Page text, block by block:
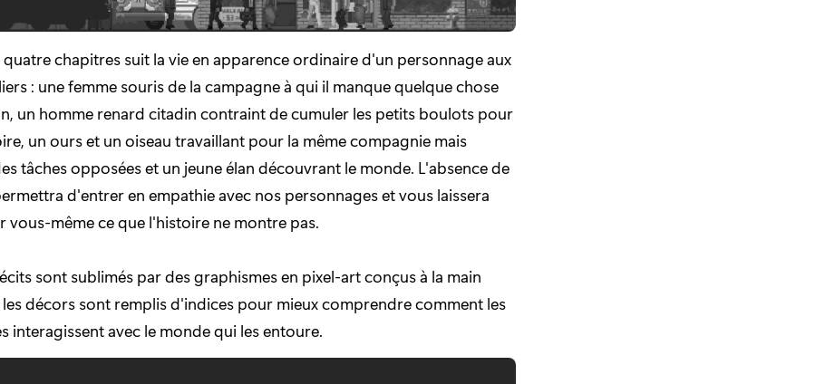
chapitres suit la vie en apparence ordinaire d'un personnage aux
: une femme souris de la campagne à qui il manque quelque chose
un homme renard citadin contraint de cumuler les petits boulots pour
un ours et un oiseau travaillant pour la même compagnie mais
tâches opposées et un jeune élan découvrant le monde. L'absence de
d'entrer en empathie avec nos personnages et vous laissera
vous-même ce que l'histoire ne montre pas.
sont sublimés par des graphismes en pixel-art conçus à la main
les décors sont remplis d'indices pour mieux comprendre comment les
interagissent avec le monde qui les entoure.